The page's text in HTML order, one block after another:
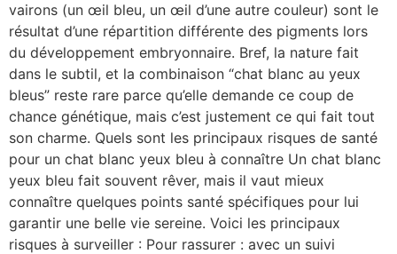
vairons (un œil bleu, un œil d’une autre couleur) sont le
résultat d’une répartition différente des pigments lors
du développement embryonnaire. Bref, la nature fait
dans le subtil, et la combinaison “chat blanc au yeux
bleus” reste rare parce qu’elle demande ce coup de
chance génétique, mais c’est justement ce qui fait tout
son charme. Quels sont les principaux risques de santé
pour un chat blanc yeux bleu à connaître Un chat blanc
yeux bleu fait souvent rêver, mais il vaut mieux
connaître quelques points santé spécifiques pour lui
garantir une belle vie sereine. Voici les principaux
risques à surveiller : Pour rassurer : avec un suivi